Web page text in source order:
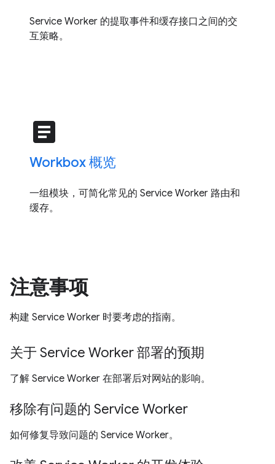
Service Worker 的提取事件和缓存接口之间的交
互策略。
article
Workbox 概览
一组模块，可简化常见的 Service Worker 路由和
缓存。
注意事项
构建 Service Worker 时要考虑的指南。
关于 Service Worker 部署的预期
了解 Service Worker 在部署后对网站的影响。
移除有问题的 Service Worker
如何修复导致问题的 Service Worker。